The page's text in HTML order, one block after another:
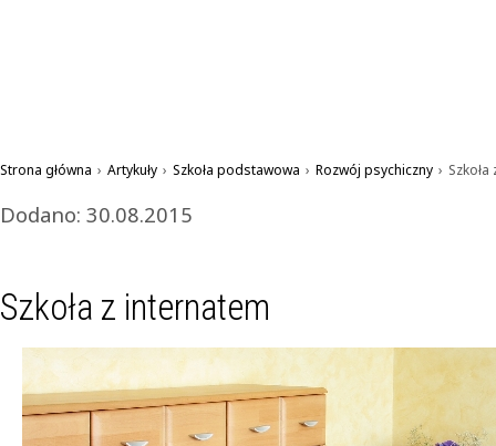
Strona główna › Artykuły › Szkoła podstawowa › Rozwój psychiczny ›
Dodano: 30.08.2015
Szkoła z internatem